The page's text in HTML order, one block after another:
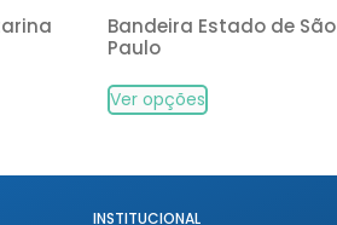
Bandeira Estado de São
Paulo
Ver opções
INSTITUCIONAL